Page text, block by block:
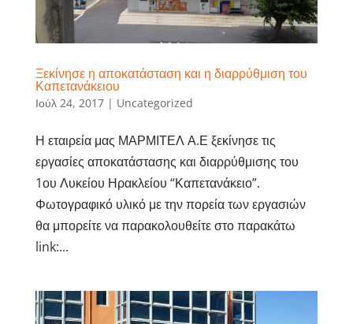
Ξεκίνησε η αποκατάσταση και η διαρρύθμιση του
Καπετανάκειου
Ιούλ 24, 2017| Uncategorized
Η εταιρεία μας ΜΑΡΜΙΤΕΛ Α.Ε ξεκίνησε τις
εργασίες αποκατάστασης και διαρρύθμισης του
1ου Λυκείου Ηρακλείου “Καπετανάκειο”.
Φωτογραφικό υλικό με την πορεία των εργασιών
θα μπορείτε να παρακολουθείτε στο παρακάτω
link:...